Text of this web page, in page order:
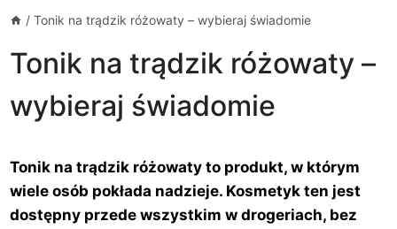
/ Tonik na trądzik różowaty – wybieraj świadomie
Tonik na trądzik różowaty –
wybieraj świadomie
Tonik na trądzik różowaty to produkt, w którym
wiele osób pokłada nadzieje. Kosmetyk ten jest
dostępny przede wszystkim w drogeriach, bez